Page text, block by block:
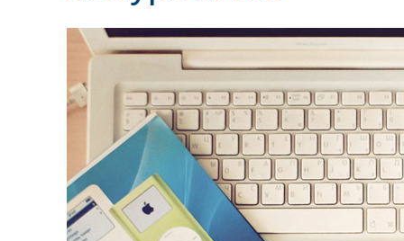
AGENDA
PUBLICACIONES
EF
ENLACES
IEF
NOSOTROS